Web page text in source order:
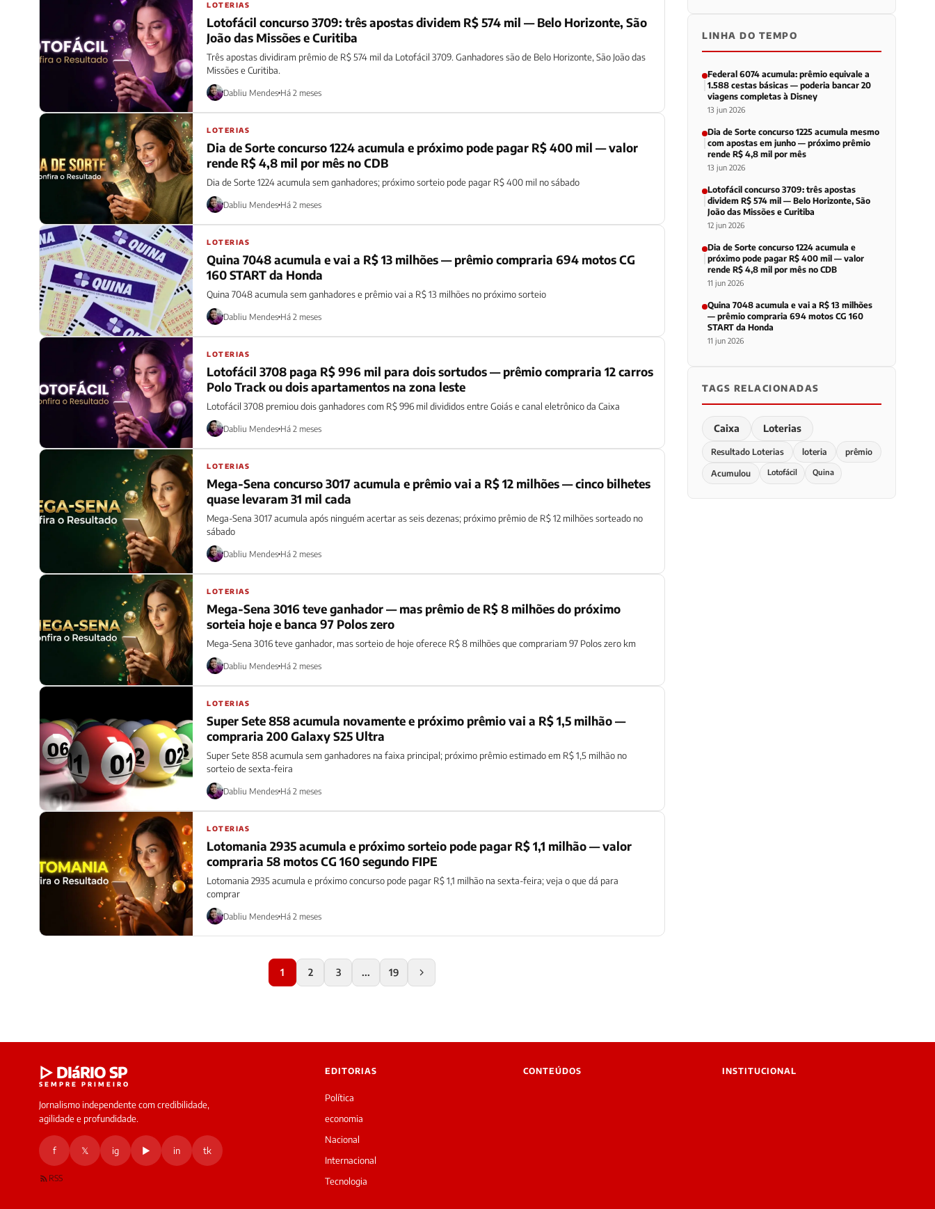
LOTERIAS
Lotofácil concurso 3709: três apostas dividem R$ 574 mil — Belo Horizonte, São
João das Missões e Curitiba
Três apostas dividiram prêmio de R$ 574 mil da Lotofácil 3709. Ganhadores são de Belo Horizonte, São João das
Missões e Curitiba.
Dabliu Mendes Há 2 meses
LOTERIAS
Dia de Sorte concurso 1224 acumula e próximo pode pagar R$ 400 mil — valor
rende R$ 4,8 mil por mês no CDB
Dia de Sorte 1224 acumula sem ganhadores; próximo sorteio pode pagar R$ 400 mil no sábado
Dabliu Mendes Há 2 meses
LOTERIAS
Quina 7048 acumula e vai a R$ 13 milhões — prêmio compraria 694 motos CG
160 START da Honda
Quina 7048 acumula sem ganhadores e prêmio vai a R$ 13 milhões no próximo sorteio
Dabliu Mendes Há 2 meses
LOTERIAS
Lotofácil 3708 paga R$ 996 mil para dois sortudos — prêmio compraria 12 carros
Polo Track ou dois apartamentos na zona leste
Lotofácil 3708 premiou dois ganhadores com R$ 996 mil divididos entre Goiás e canal eletrônico da Caixa
Dabliu Mendes Há 2 meses
LOTERIAS
Mega-Sena concurso 3017 acumula e prêmio vai a R$ 12 milhões — cinco bilhetes
quase levaram 31 mil cada
Mega-Sena 3017 acumula após ninguém acertar as seis dezenas; próximo prêmio de R$ 12 milhões sorteado no
sábado
Dabliu Mendes Há 2 meses
LOTERIAS
Mega-Sena 3016 teve ganhador — mas prêmio de R$ 8 milhões do próximo
sorteia hoje e banca 97 Polos zero
Mega-Sena 3016 teve ganhador, mas sorteio de hoje oferece R$ 8 milhões que comprariam 97 Polos zero km
Dabliu Mendes Há 2 meses
LOTERIAS
Super Sete 858 acumula novamente e próximo prêmio vai a R$ 1,5 milhão —
compraria 200 Galaxy S25 Ultra
Super Sete 858 acumula sem ganhadores na faixa principal; próximo prêmio estimado em R$ 1,5 milhão no
sorteio de sexta-feira
Dabliu Mendes Há 2 meses
LOTERIAS
Lotomania 2935 acumula e próximo sorteio pode pagar R$ 1,1 milhão — valor
compraria 58 motos CG 160 segundo FIPE
Lotomania 2935 acumula e próximo concurso pode pagar R$ 1,1 milhão na sexta-feira; veja o que dá para
comprar
Dabliu Mendes Há 2 meses
1 2 3 ... 19
LINHA DO TEMPO
Federal 6074 acumula: prêmio equivale a
1.588 cestas básicas — poderia bancar 20
viagens completas à Disney
13 jun 2026
Dia de Sorte concurso 1225 acumula mesmo
com apostas em junho — próximo prêmio
rende R$ 4,8 mil por mês
13 jun 2026
Lotofácil concurso 3709: três apostas
dividem R$ 574 mil — Belo Horizonte, São
João das Missões e Curitiba
12 jun 2026
Dia de Sorte concurso 1224 acumula e
próximo pode pagar R$ 400 mil — valor
rende R$ 4,8 mil por mês no CDB
11 jun 2026
Quina 7048 acumula e vai a R$ 13 milhões
— prêmio compraria 694 motos CG 160
START da Honda
11 jun 2026
TAGS RELACIONADAS
Caixa Loterias
Resultado Loterias loteria prêmio
Acumulou Lotofácil Quina
▷ DIáRIO SP
SEMPRE PRIMEIRO
Jornalismo independente com credibilidade,
agilidade e profundidade.
f 𝕏 ig ▶ in tk
RSS
EDITORIAS
Política
economia
Nacional
Internacional
Tecnologia
CONTEÚDOS INSTITUCIONAL